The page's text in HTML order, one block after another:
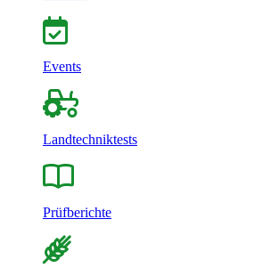
Events
Landtechniktests
Prüfberichte